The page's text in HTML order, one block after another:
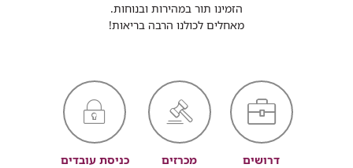
הזמינו תור במהירות ובנוחות.
מאחלים לכולנו הרבה בריאות!
דרושים מכרזים כניסת עובדים